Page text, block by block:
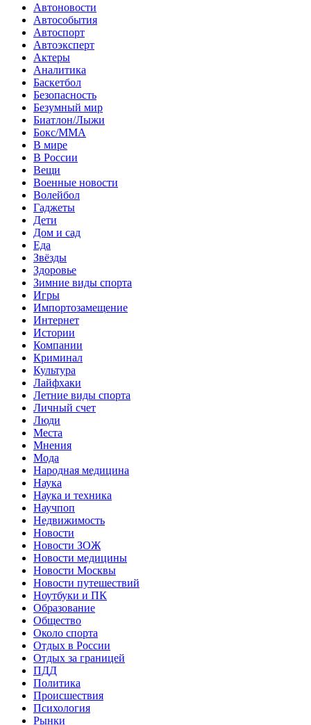
Автоновости
Автособытия
Автоспорт
Автоэксперт
Актеры
Аналитика
Баскетбол
Безопасность
Безумный мир
Биатлон/Лыжи
Бокс/MMA
В мире
В России
Вещи
Военные новости
Волейбол
Гаджеты
Дети
Дом и сад
Еда
Звёзды
Здоровье
Зимние виды спорта
Игры
Импортозамещение
Интернет
Истории
Компании
Криминал
Культура
Лайфхаки
Летние виды спорта
Личный счет
Люди
Места
Мнения
Мода
Народная медицина
Наука
Наука и техника
Научпоп
Недвижимость
Новости
Новости ЗОЖ
Новости медицины
Новости Москвы
Новости путешествий
Ноутбуки и ПК
Образование
Общество
Около спорта
Отдых в России
Отдых за границей
ПДД
Политика
Происшествия
Психология
Рынки